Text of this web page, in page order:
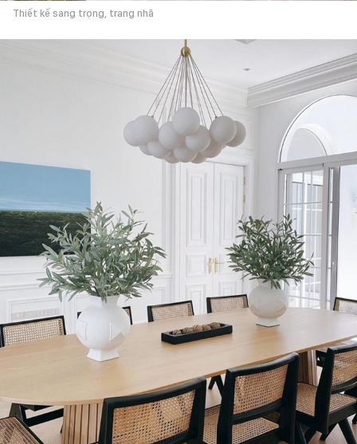
Thiết kế sang trọng, trang nhã